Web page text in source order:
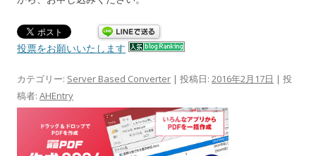
投票をお願いいたします
カテゴリー: Server Based Converter | 投稿日: 2016年2月17日 | 投
稿者: AHEntry